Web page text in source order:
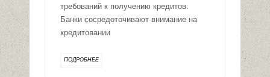
требований к получению кредитов.
Банки сосредоточивают внимание на
кредитовании
ПОДРОБНЕЕ